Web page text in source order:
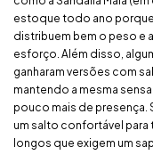
estoque todo ano
distribuem bem o peso e
esforço. Além disso,
ganharam versões com
mantendo a mesma
pouco mais de presença.
um salto confortável para
longos que exigem um